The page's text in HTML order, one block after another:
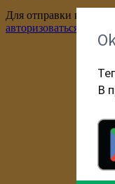
В
Для отправки
авторизоваться